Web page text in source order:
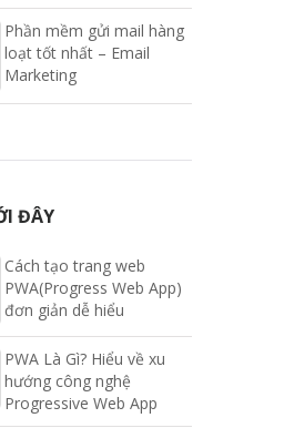
Phần mềm gửi mail hàng
loạt tốt nhất – Email
Marketing
ĐÂY
Cách tạo trang web
PWA(Progress Web App)
đơn giản dễ hiểu
PWA Là Gì? Hiểu về xu
hướng công nghệ
Progressive Web App